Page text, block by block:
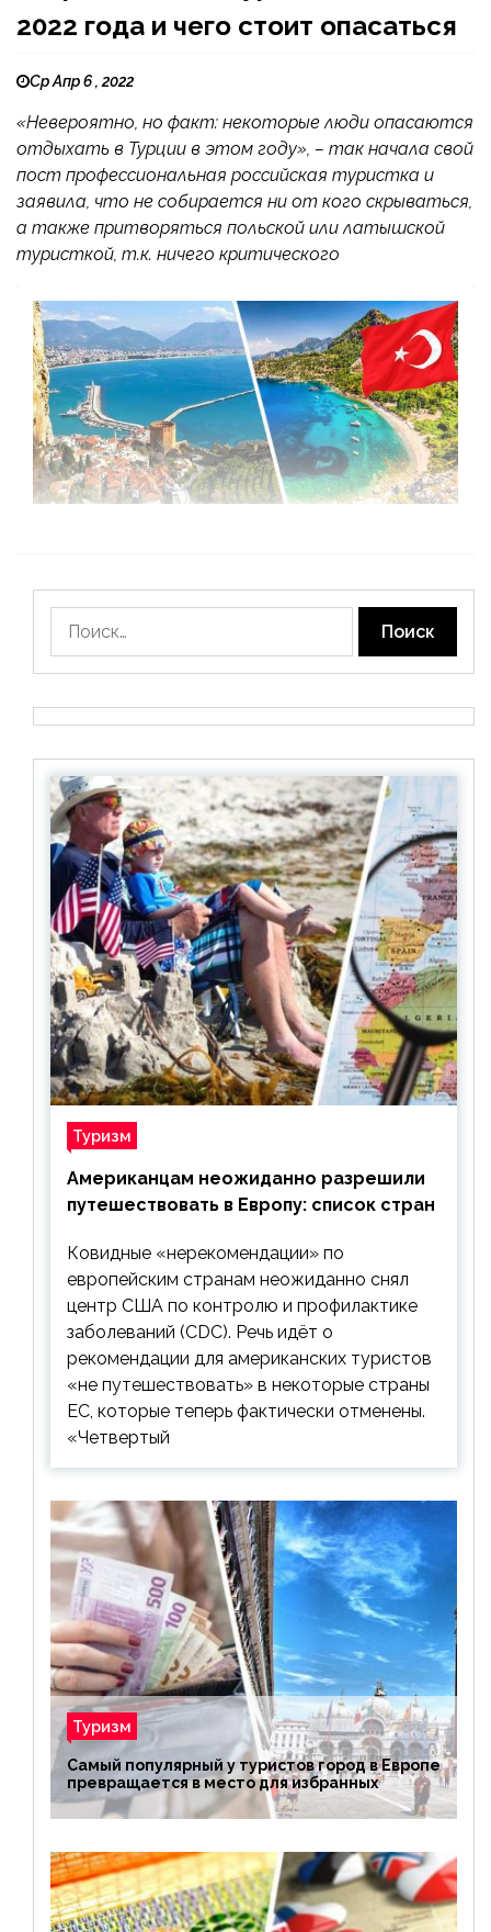
2022 года и чего стоит опасаться
Ср Апр 6 , 2022
«Невероятно, но факт: некоторые люди опасаются
отдыхать в Турции в этом году», – так начала свой
пост профессиональная российская туристка и
заявила, что не собирается ни от кого скрываться,
а также притворяться польской или латышской
туристкой, т.к. ничего критического
Туризм
Американцам неожиданно разрешили
путешествовать в Европу: список стран
Ковидные «нерекомендации» по
европейским странам неожиданно снял
центр США по контролю и профилактике
заболеваний (CDC). Речь идёт о
рекомендации для американских туристов
«не путешествовать» в некоторые страны
ЕС, которые теперь фактически отменены.
«Четвертый
Туризм
Самый популярный у туристов город в Европе
превращается в место для избранных